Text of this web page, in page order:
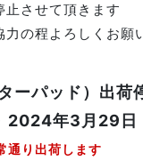
させて頂きます
の程よろしくお願
ーパッド）出荷
年3月29日
り出荷します